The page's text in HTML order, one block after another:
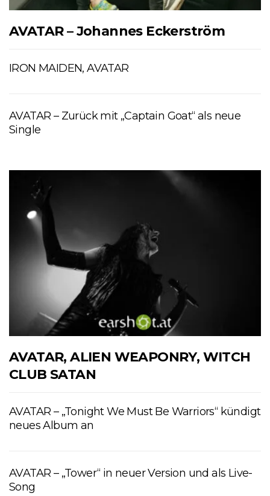
AVATAR – Johannes Eckerström
IRON MAIDEN, AVATAR
AVATAR – Zurück mit „Captain Goat“ als neue
Single
AVATAR, ALIEN WEAPONRY, WITCH
CLUB SATAN
AVATAR – „Tonight We Must Be Warriors“ kündigt
neues Album an
AVATAR – „Tower“ in neuer Version und als Live-
Song